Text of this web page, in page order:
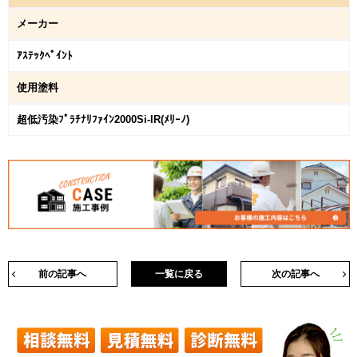
メーカー
ｱｽﾃｯｸﾍﾟｲﾝﾄ
使用塗料
超低汚染ﾌﾟﾗﾁﾅﾘﾌｧｲﾝ2000Si-IR(ﾒﾘｰﾉ)
前の記事へ 次の記事へ
一覧に戻る